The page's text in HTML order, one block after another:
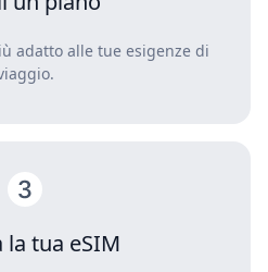
adatto alle tue esigenze di
tua eSIM